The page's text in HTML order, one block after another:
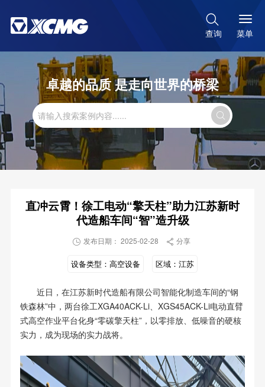

查询 菜单
卓越的品质 是走向世界的桥梁

直冲云霄！徐工电动“擎天柱”助力江苏新时
代造船车间“智”造升级
 发布日期： 2025-02-28  分享
设备类型： 高空设备 区域： 江苏
近日，在江苏新时代造船有限公司智能化制造车间的“钢
铁森林”中，两台徐工XGA40ACK-Li、XGS45ACK-Li电动直臂
式高空作业平台化身“零碳擎天柱”， 以零排放、低噪音的硬核
实力，成为现场的实力战将。